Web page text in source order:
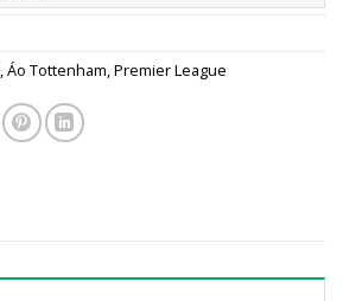
,Áo Tottenham,Premier League